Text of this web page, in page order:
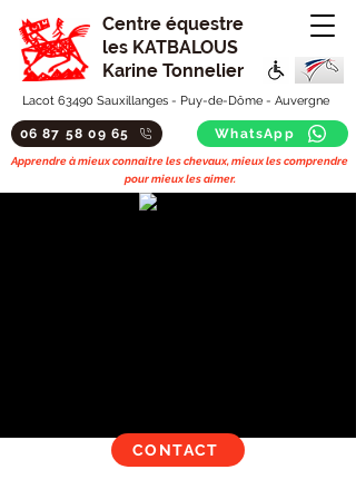
Centre équestre
les KATBALOUS
Karine Tonnelier
Lacot 63490 Sauxillanges - Puy-de-Dôme - Auvergne
06 87 58 09 65 WhatsApp
Apprendre à mieux connaitre les chevaux, mieux les comprendre
pour mieux les aimer.
CONTACT